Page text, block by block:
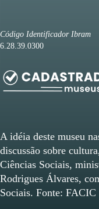
Código Identificador Ibram
6.28.39.0300
A idéia deste museu
discussão sobre
Ciências Sociais,
Rodrigues Álvares,
Sociais. Fonte: FACIC